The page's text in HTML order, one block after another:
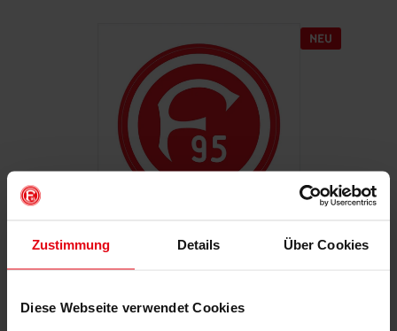
Zustimmung Details Über Cookies
Diese Webseite verwendet Cookies